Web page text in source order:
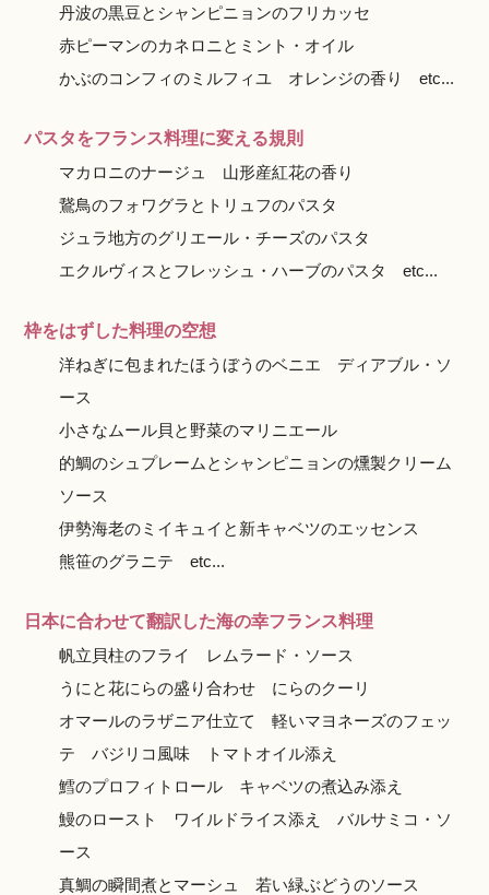
丹波の黒豆とシャンピニョンのフリカッセ
赤ピーマンのカネロニとミント・オイル
かぶのコンフィのミルフィユ オレンジの香り etc...
パスタをフランス料理に変える規則
マカロニのナージュ 山形産紅花の香り
鵞鳥のフォワグラとトリュフのパスタ
ジュラ地方のグリエール・チーズのパスタ
エクルヴィスとフレッシュ・ハーブのパスタ etc...
枠をはずした料理の空想
洋ねぎに包まれたほうぼうのベニエ ディアブル・ソ
ース
小さなムール貝と野菜のマリニエール
的鯛のシュプレームとシャンピニョンの燻製クリーム
ソース
伊勢海老のミイキュイと新キャベツのエッセンス
熊笹のグラニテ etc...
日本に合わせて翻訳した海の幸フランス料理
帆立貝柱のフライ レムラード・ソース
うにと花にらの盛り合わせ にらのクーリ
オマールのラザニア仕立て 軽いマヨネーズのフェッ
テ バジリコ風味 トマトオイル添え
鱈のプロフィトロール キャベツの煮込み添え
鰻のロースト ワイルドライス添え バルサミコ・ソ
ース
真鯛の瞬間煮とマーシュ 若い緑ぶどうのソース